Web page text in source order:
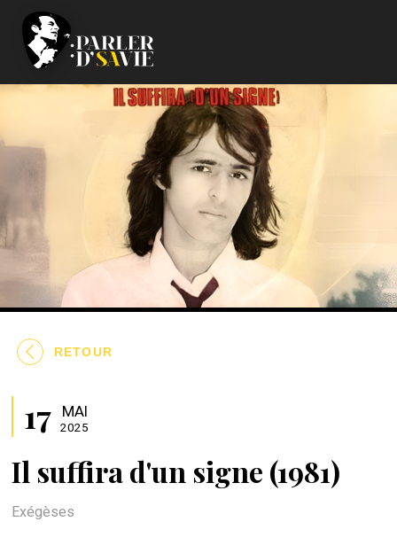
RETOUR
Il suffira d'un signe (1981)
17 MAI
2025
Exégèses